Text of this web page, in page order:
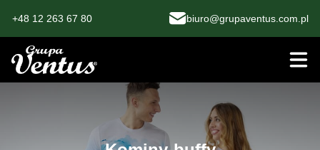
+48 12 263 67 80 biuro@grupaventus.com.pl